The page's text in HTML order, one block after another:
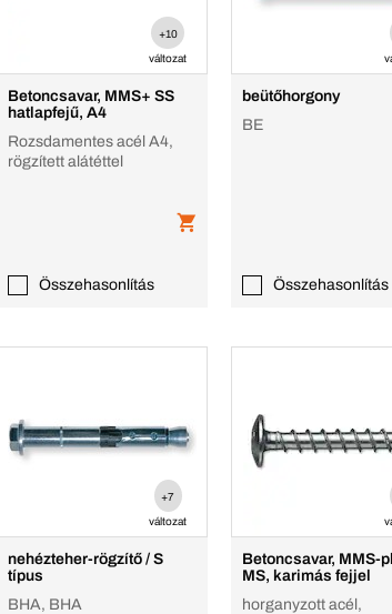
+10
változat
Betoncsavar, MMS+ SS
hatlapfejű, A4
Rozsdamentes acél A4,
rögzített alátéttel
Összehasonlítás
beütőhorgony
BE
Összehasonlítás
+7
változat
nehézteher-rögzítő / S
típus
BHA, BHA
Betoncsavar, MMS-
MS, karimás fejjel
horganyzott acél,